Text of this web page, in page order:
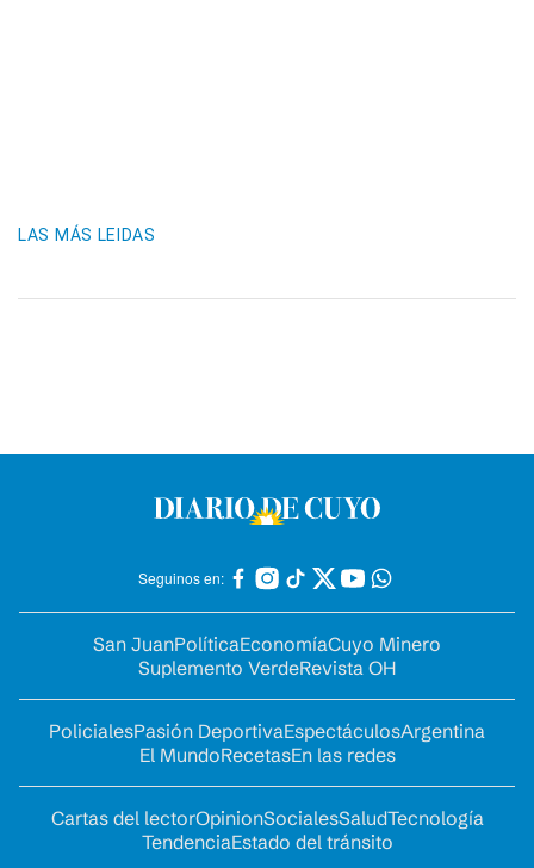
LAS MÁS LEIDAS
Seguinos en:
San JuanPolíticaEconomíaCuyo Minero
Suplemento VerdeRevista OH
PolicialesPasión DeportivaEspectáculosArgentina
El MundoRecetasEn las redes
Cartas del lectorOpinionSocialesSaludTecnología
TendenciaEstado del tránsito